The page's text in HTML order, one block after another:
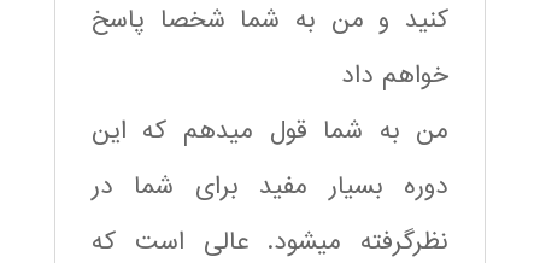
کنید و من به شما شخصا پاسخ
خواهم داد
من به شما قول میدهم که این
دوره بسیار مفید برای شما در
نظرگرفته میشود. عالی است که